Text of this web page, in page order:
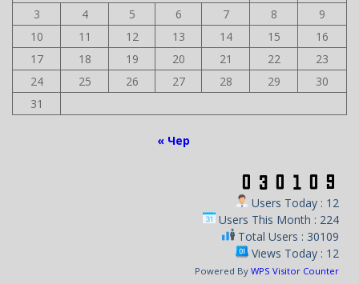
3
4 5 6 7 8
9
10
11 12 13 14 15
16
17
18 19 20 21 22
23
24
25 26 27 28 29
30
31
« Чер
Users Today : 12
Users This Month : 224
Total Users : 30109
Views Today : 12
Powered By WPS Visitor Counter